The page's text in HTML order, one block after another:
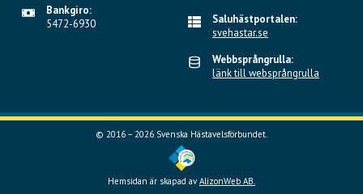
Bankgiro:
5472-6930
Saluhästportalen:
svehastar.se
Webbsprångrulla:
länk till websprångrulla
© 2016 – 2026 Svenska Hästavelsförbundet.
Hemsidan är skapad av AlizonWeb AB.